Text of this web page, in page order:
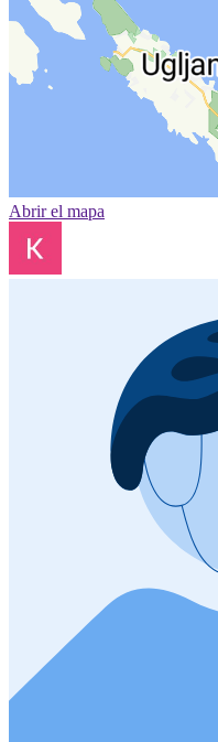
Abrir el mapa